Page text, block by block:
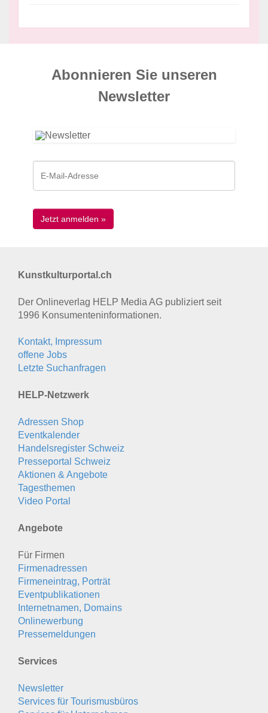
Abonnieren Sie unseren
News­letter
Kunstkulturportal.ch
Der Onlineverlag HELP Media AG publiziert seit
1996 Konsumenten­informationen.
Kontakt, Impressum
offene Jobs
Letzte Suchanfragen
HELP-Netzwerk
Adressen Shop
Eventkalender
Handelsregister Schweiz
Presseportal Schweiz
Aktionen & Angebote
Tagesthemen
Video Portal
Angebote
Für Firmen
Firmenadressen
Firmeneintrag, Porträt
Eventpublikationen
Internetnamen, Domains
Onlinewerbung
Pressemeldungen
Services
Newsletter
Services für Tourismusbüros